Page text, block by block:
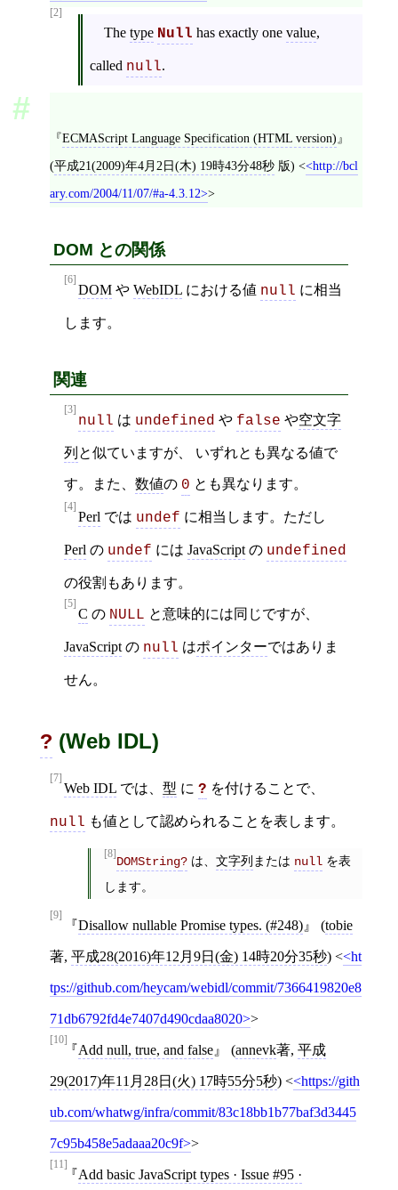
[2]
The type Null has exactly one value,
called null.
ECMAScript Language Specification (HTML version)
(平成21(2009)年4月2日(木) 19時43分48秒 版) < http://bcl
ary.com/2004/11/07/#a-4.3.12 >
DOM との関係
[6]
DOM や WebIDL における値 null に相当
します。
関連
[3]
null は undefined や false や空文字
列 と似ていますが、 いずれとも異なる値で
す。また、 数値の 0 とも異なります。
[4]
Perl では undef に相当します。ただし
Perl の undef には JavaScript の undefined
の役割もあります。
[5]
C の NULL と意味的には同じですが、
JavaScript の null はポインターではありま
せん。
? (Web IDL)
[7]
Web IDL では、 型 に ? を付けることで、
null も値として認められることを表します。
[8]
DOMString?は、 文字列 または nullを表
します。
[9]
Disallow nullable Promise types. (#248) (tobie
著, 平成28(2016)年12月9日(金) 14時20分35秒) < ht
tps://github.com/heycam/webidl/commit/7366419820e8
71db6792fd4e7407d490cdaa8020 >
[10]
Add null, true, and false (annevk著, 平成
29(2017)年11月28日(火) 17時55分5秒) < https://gith
ub.com/whatwg/infra/commit/83c18bb1b77baf3d3445
7c95b458e5adaaa20c9f >
[11]
Add basic JavaScript types · Issue #95 ·